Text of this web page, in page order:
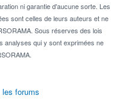
ni garantie d'aucune sorte. Les
sont celles de leurs auteurs et ne
Sous réserves des lois
analyses qui y sont exprimées ne
forums